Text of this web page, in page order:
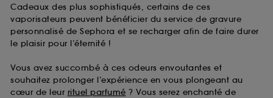
Cadeaux des plus sophistiqués, certains de ces
vaporisateurs peuvent bénéficier du service de gravure
personnalisé de Sephora et se recharger afin de faire durer
le plaisir pour l’éternité !
Vous avez succombé à ces odeurs envoutantes et
souhaitez prolonger l’expérience en vous plongeant au
cœur de leur rituel parfumé ? Vous serez enchanté de